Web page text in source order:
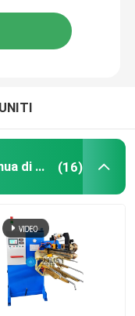
dado
Macchina della saldatura continua di resistenza (16)